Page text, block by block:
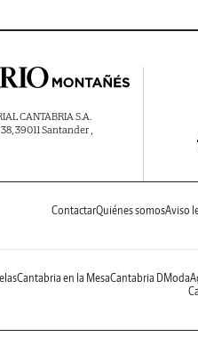
CANTABRIA S.A.
39011 Santander ,
ContactarQuiénes somosAviso
Cantabria en la MesaCantabria DModa